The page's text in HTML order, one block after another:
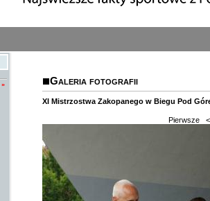
»
Galeria fotografii
XI Mistrzostwa Zakopanego w Biegu Pod
Pierwsze